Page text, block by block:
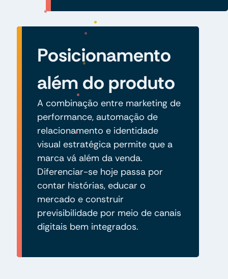
Posicionamento
além do produto
A combinação entre marketing de
performance, automação de
relacionamento e identidade
visual estratégica permite que a
marca vá além da venda.
Diferenciar-se hoje passa por
contar histórias, educar o
mercado e construir
previsibilidade por meio de canais
digitais bem integrados.